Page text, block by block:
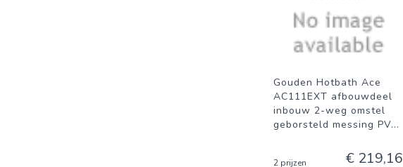
Gouden Hotbath Ace
AC111EXT afbouwdeel
inbouw 2-weg omstel
geborsteld messing PV...
2 prijzen € 219,16